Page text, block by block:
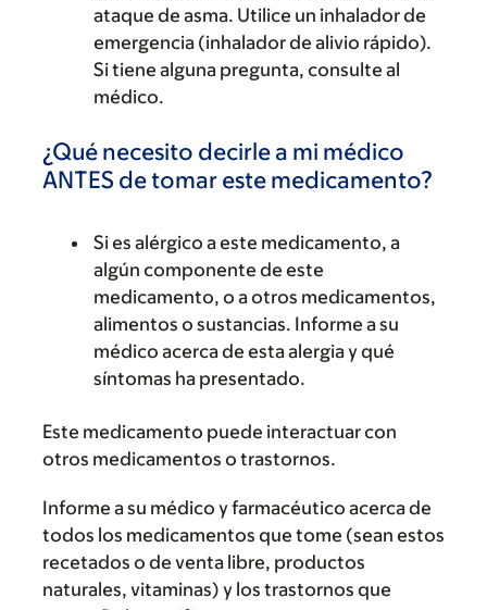
ataque de asma. Utilice un inhalador de
emergencia (inhalador de alivio rápido).
Si tiene alguna pregunta, consulte al
médico.
¿Qué necesito decirle a mi médico
ANTES de tomar este medicamento?
Si es alérgico a este medicamento, a
algún componente de este
medicamento, o a otros medicamentos,
alimentos o sustancias. Informe a su
médico acerca de esta alergia y qué
síntomas ha presentado.
Este medicamento puede interactuar con
otros medicamentos o trastornos.
Informe a su médico y farmacéutico acerca de
todos los medicamentos que tome (sean estos
recetados o de venta libre, productos
naturales, vitaminas) y los trastornos que